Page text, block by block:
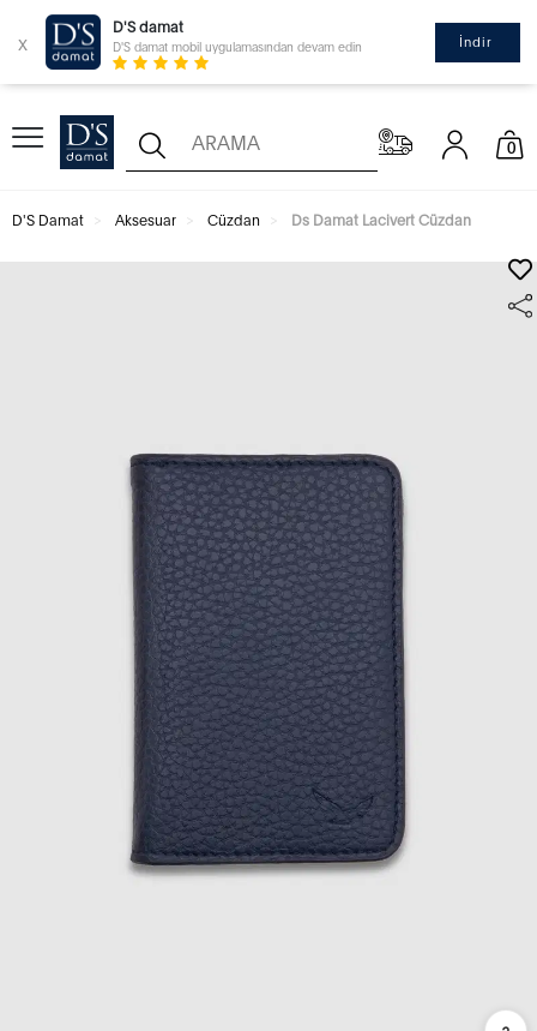
x
D'S damat
D'S damat mobil uygulamasından devam edin İndir
0
D'S Damat Aksesuar Cüzdan Ds Damat Lacivert Cüzdan